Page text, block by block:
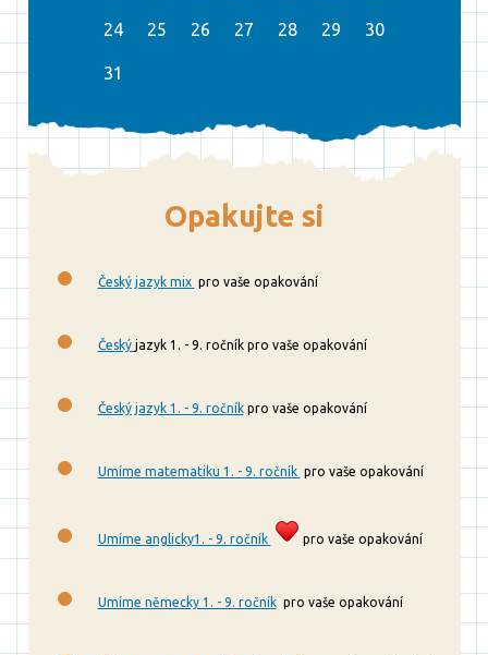
24 25 26 27 28 29 30
31
Opakujte si
Český jazyk mix pro vaše opakování
Český jazyk 1. - 9. ročník pro vaše opakování
Český jazyk 1. - 9. ročníkpro vaše opakování
Umíme matematiku 1. - 9. ročník pro vaše opakování
Umíme anglicky1. - 9. ročník pro vaše opakování
Umíme německy 1. - 9. ročníkpro vaše opakování